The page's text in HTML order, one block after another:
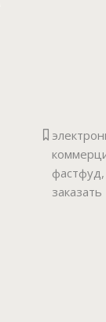
фастфуд,
заказать